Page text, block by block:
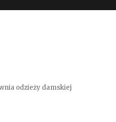
odzieży damskiej